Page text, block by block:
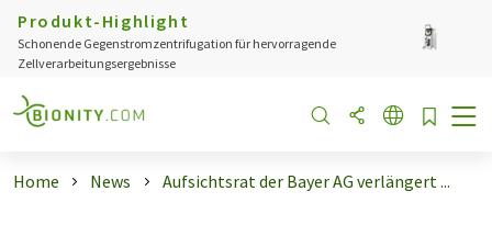
Produkt-Highlight
Schonende Gegenstromzentrifugation für hervorragende
Zellverarbeitungsergebnisse
Home News Aufsichtsrat der Bayer AG verlängert ...